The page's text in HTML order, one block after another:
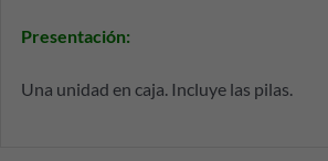
Presentación:
Una unidad en caja. Incluye las pilas.